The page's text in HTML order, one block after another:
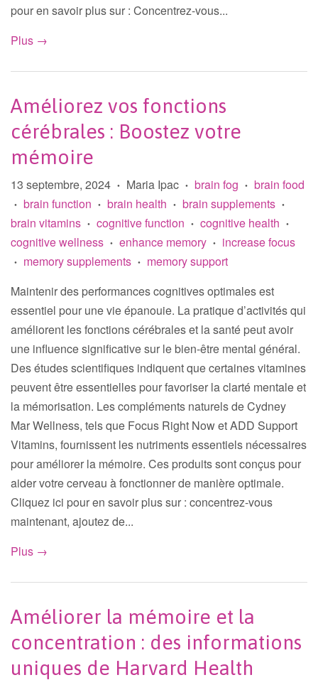
pour en savoir plus sur : Concentrez-vous...
Plus →
Améliorez vos fonctions
cérébrales : Boostez votre
mémoire
13 septembre, 2024 • Maria Ipac • brain fog • brain food
• brain function • brain health • brain supplements •
brain vitamins • cognitive function • cognitive health •
cognitive wellness • enhance memory • increase focus
• memory supplements •
memory support
Maintenir des performances cognitives optimales est
essentiel pour une vie épanouie. La pratique d’activités qui
améliorent les fonctions cérébrales et la santé peut avoir
une influence significative sur le bien-être mental général.
Des études scientifiques indiquent que certaines vitamines
peuvent être essentielles pour favoriser la clarté mentale et
la mémorisation. Les compléments naturels de Cydney
Mar Wellness, tels que Focus Right Now et ADD Support
Vitamins, fournissent les nutriments essentiels nécessaires
pour améliorer la mémoire. Ces produits sont conçus pour
aider votre cerveau à fonctionner de manière optimale.
Cliquez ici pour en savoir plus sur : concentrez-vous
maintenant, ajoutez de...
Plus →
Améliorer la mémoire et la
concentration : des informations
uniques de Harvard Health